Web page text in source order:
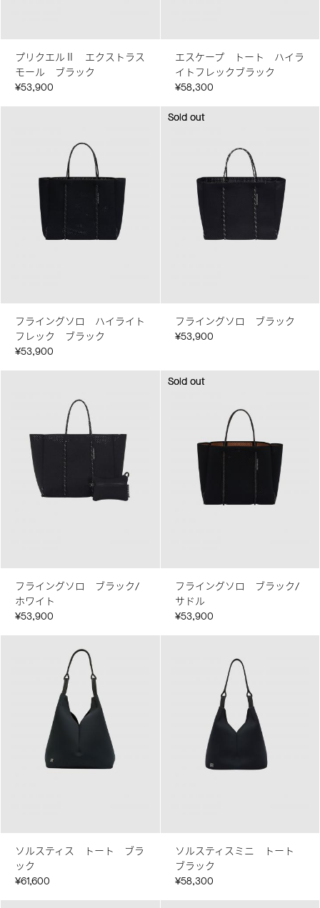
プリクエルⅡ エクストラス
モール ブラック
¥53,900
エスケープ トート ハイラ
イトフレックブラック
¥58,300
フライングソロ ハイライト
フレック ブラック
¥53,900
Sold out
Sold out
フライングソロ ブラック
¥53,900
フライングソロ ブラック/
ホワイト
¥53,900
Sold out
Sold out
フライングソロ ブラック/
サドル
¥53,900
ソルスティス トート ブラ
ック
¥61,600
ソルスティスミニ トート
ブラック
¥58,300